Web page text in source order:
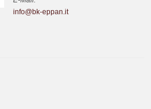
info@bk-eppan.it